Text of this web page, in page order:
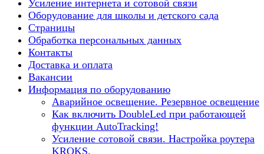
Усиление интернета и сотовой связи
Оборудование для школы и детского сада
Страницы
Обработка персональных данных
Контакты
Доставка и оплата
Вакансии
Информация по оборудованию
Аварийное освещение. Резервное освещение
Как включить DoubleLed при работающей
функции AutoTracking!
Усиление сотовой связи. Настройка роутера
KROKS.